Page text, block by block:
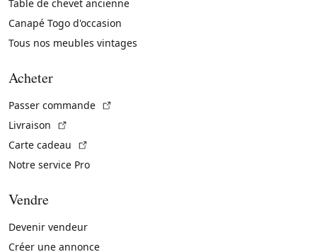
Table de chevet ancienne
Canapé Togo d'occasion
Tous nos meubles vintages
Acheter
Passer commande
Livraison
Carte cadeau
Notre service Pro
Vendre
Devenir vendeur
Créer une annonce